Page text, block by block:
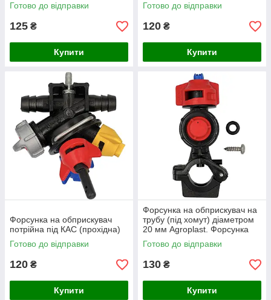
Готово до відправки
125 ₴
Купити
Готово до відправки
120 ₴
Купити
Форсунка на обприскувач
потрійна під КАС (прохідна)
Готово до відправки
120 ₴
Купити
Форсунка на обприскувач на
трубу (під хомут) діаметром
20 мм Agroplast. Форсунка
обприскувача трубна 0-
100/09
Готово до відправки
130 ₴
Купити